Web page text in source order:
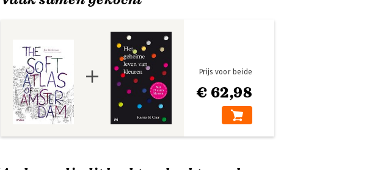
€ 62,98
Prijs voor beide